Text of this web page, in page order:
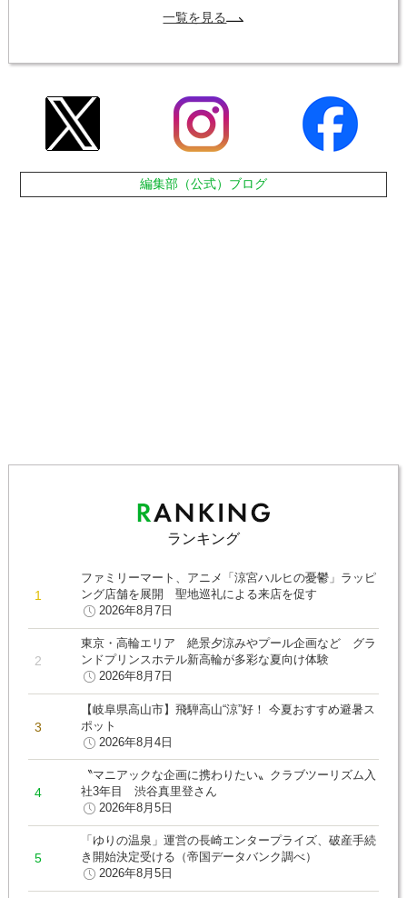
一覧を見る
編集部（公式）ブログ
ランキング
ファミリーマート、アニメ「涼宮ハルヒの憂鬱」ラッピ
ング店舗を展開 聖地巡礼による来店を促す
2026年8月7日
東京・高輪エリア 絶景夕涼みやプール企画など グラ
ンドプリンスホテル新高輪が多彩な夏向け体験
2026年8月7日
【岐阜県高山市】飛騨高山“涼”好！ 今夏おすすめ避暑ス
ポット
2026年8月4日
〝マニアックな企画に携わりたい〟クラブツーリズム入
社3年目 渋谷真里登さん
2026年8月5日
「ゆりの温泉」運営の長崎エンタープライズ、破産手続
き開始決定受ける（帝国データバンク調べ）
2026年8月5日